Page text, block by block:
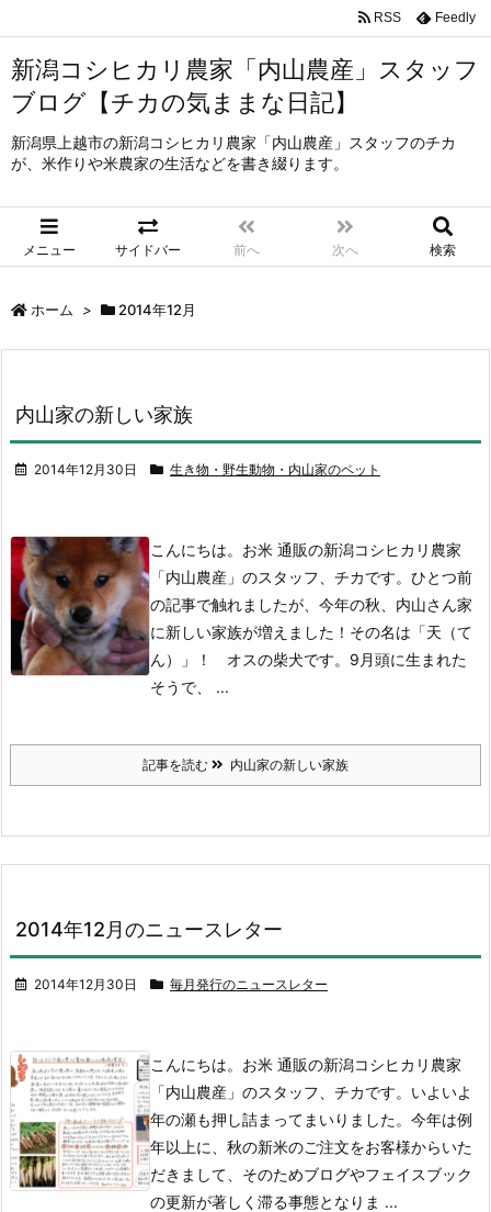
新潟コシヒカリ農家「内山農産」スタッフ
ブログ【チカの気ままな日記】
新潟県上越市の新潟コシヒカリ農家「内山農産」スタッフのチカ
が、米作りや米農家の生活などを書き綴ります。
メニュー サイドバー 前へ 次へ 検索
RSS Feedly
ホーム > 2014年12月
内山家の新しい家族
2014年12月30日 生き物・野生動物・内山家のペット
こんにちは。お米 通販の新潟コシヒカリ農家
「内山農産」のスタッフ、チカです。ひとつ前
の記事で触れましたが、今年の秋、内山さん家
に新しい家族が増えました！ その名は「天（て
ん）」！ オスの柴犬です。 9月頭に生まれた
そうで、 ...
記事を読む 内山家の新しい家族
2014年12月のニュースレター
2014年12月30日 毎月発行のニュースレター
こんにちは。お米 通販の新潟コシヒカリ農家
「内山農産」のスタッフ、チカです。いよいよ
年の瀬も押し詰まってまいりました。今年は例
年以上に、秋の新米のご注文をお客様からいた
だきまして、そのためブログやフェイスブック
の更新が著しく滞る事態となりま ...